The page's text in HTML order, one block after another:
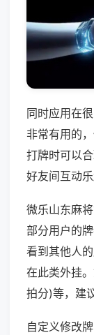
同时应用在
非常有用的
打牌时可以
好友间互动乐
微乐山东麻
部分用户的
看到其他人
在此类外挂
拍分)等，建
自定义修改